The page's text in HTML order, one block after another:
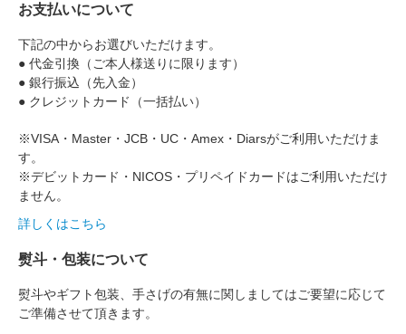
お支払いについて
下記の中からお選びいただけます。
● 代金引換（ご本人様送りに限ります）
● 銀行振込（先入金）
● クレジットカード（一括払い）
※VISA・Master・JCB・UC・Amex・Diarsがご利用いただけま
す。
※デビットカード・NICOS・プリペイドカードはご利用いただけ
ません。
詳しくはこちら
熨斗・包装について
熨斗やギフト包装、手さげの有無に関しましてはご要望に応じて
ご準備させて頂きます。